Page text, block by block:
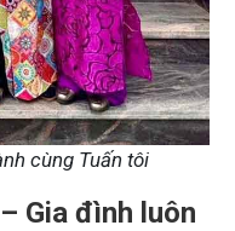
cùng Tuấn tôi
Gia đình luôn